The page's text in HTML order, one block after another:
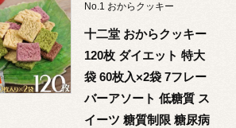
No.1 おからクッキー
十二堂 おからクッキー
120枚 ダイエット 特大
袋 60枚入×2袋 7フレー
バーアソート 低糖質 ス
イーツ 糖質制限 糖尿病